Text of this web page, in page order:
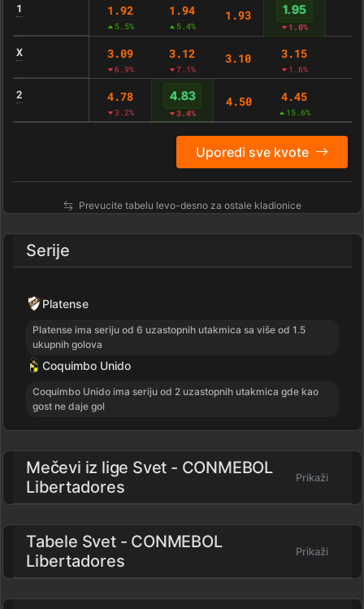
1 1.92
5.5%
1.94
5.4%
1.93 1.95
1.0%
X 3.09
6.9%
3.12
7.1%
3.10 3.15
1.6%
2 4.78
3.2%
4.83
3.4%
4.50 4.45
15.6%
Uporedi sve kvote
Prevucite tabelu levo-desno za ostale kladionice
Serije
Platense
Platense ima seriju od 6 uzastopnih utakmica sa više od 1.5
ukupnih golova
Coquimbo Unido
Coquimbo Unido ima seriju od 2 uzastopnih utakmica gde kao
gost ne daje gol
Mečevi iz lige Svet - CONMEBOL
Libertadores
Prikaži
Tabele Svet - CONMEBOL
Libertadores
Prikaži